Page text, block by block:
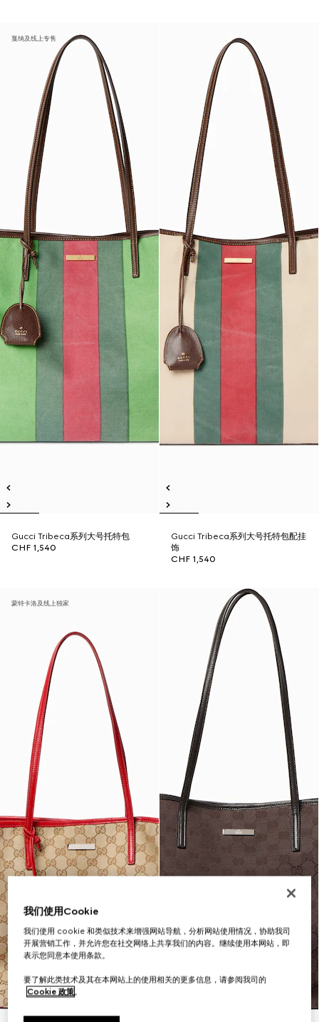
戛纳及线上专售
Gucci Tribeca系列大号托特包
CHF 1,540
Gucci Tribeca系列大号托特包配挂
饰
CHF 1,540
蒙特卡洛及线上独家
我们使用Cookie
我们使用 cookie 和类似技术来增强网站导航，分析网站使用情况，协助我司
开展营销工作，并允许您在社交网络上共享我们的内容。继续使用本网站，即
表示您同意本使用条款。
要了解此类技术及其在本网站上的使用相关的更多信息，请参阅我司的
Cookie 政策。